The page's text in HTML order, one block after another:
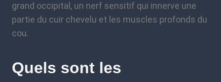
grand occipital, un nerf sensitif qui innerve une
partie du cuir chevelu et les muscles profonds du
cou.
Quels sont les